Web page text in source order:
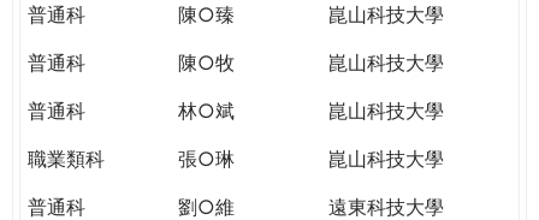
普通科
陳○臻
崑山科技大學
普通科
陳○牧
崑山科技大學
普通科
林○斌
崑山科技大學
職業類科
張○琳
崑山科技大學
普通科
劉○維
遠東科技大學